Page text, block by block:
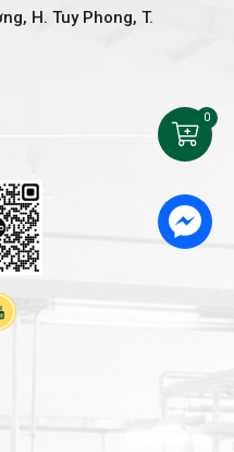
H. Tuy Phong, T.
0